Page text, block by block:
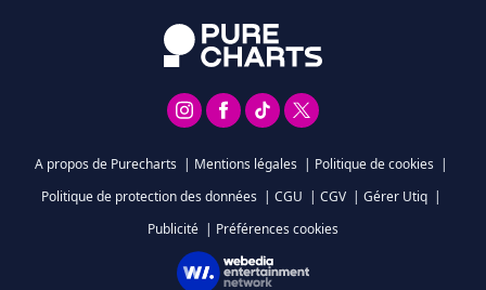
A propos de Purecharts | Mentions légales | Politique de cookies |
Politique de protection des données | CGU | CGV | Gérer Utiq |
Publicité | Préférences cookies